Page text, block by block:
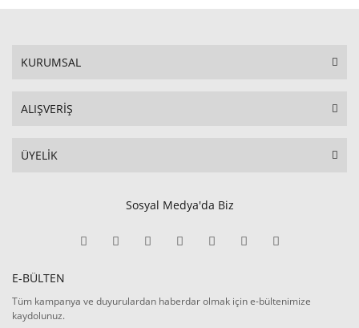
KURUMSAL
ALIŞVERİŞ
ÜYELİK
Sosyal Medya'da Biz
E-BÜLTEN
Tüm kampanya ve duyurulardan haberdar olmak için e-bültenimize
kaydolunuz.